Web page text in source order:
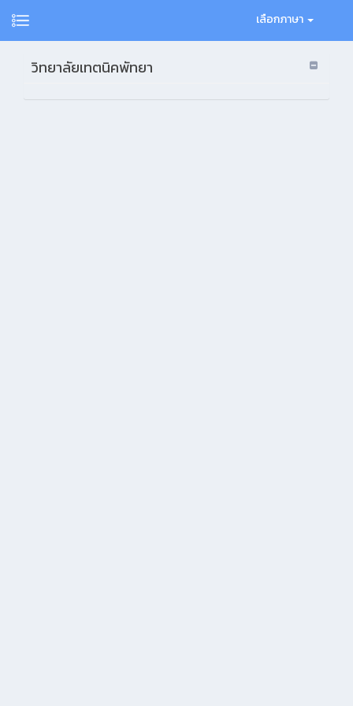
เลือกภาษา
วิทยาลัยเทตนิคพัทยา